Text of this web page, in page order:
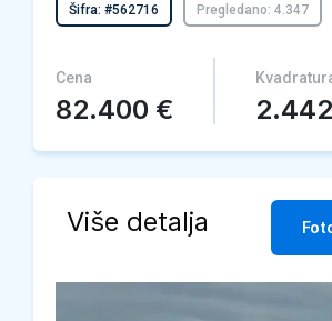
Šifra: #562716 Pregledano: 4.347
Cena
82.400 € 2.442
Više detalja